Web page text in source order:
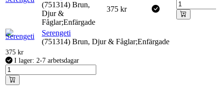
(751314) Brun,
Djur &
Fåglar;Enfärgade
375 kr
Serengeti
(751314) Brun, Djur & Fåglar;Enfärgade
375 kr
I lager: 2-7 arbetsdagar